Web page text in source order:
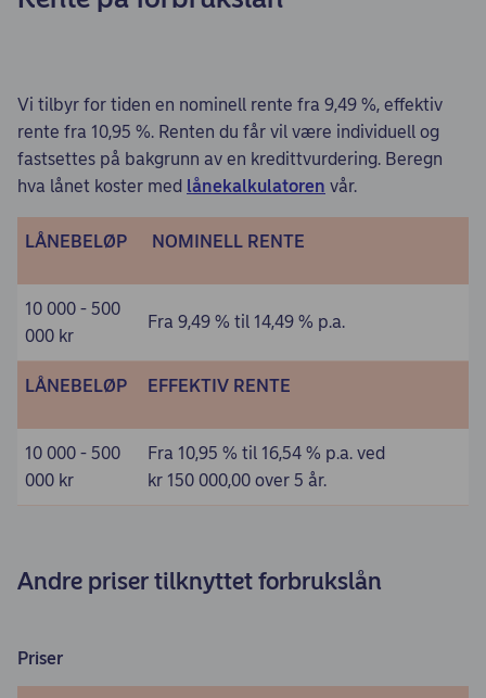
Vi tilbyr for tiden en nominell rente fra 9,49 %, effektiv
rente fra 10,95 %. Renten du får vil være individuell og
fastsettes på bakgrunn av en kredittvurdering. Beregn
hva lånet koster med lånekalkulatoren vår.
LÅNEBELØP NOMINELL RENTE
10 000 - 500
000 kr
Fra 9,49 % til 14,49 % p.a.
LÅNEBELØP EFFEKTIV RENTE
10 000 - 500
000 kr
Fra 10,95 % til 16,54 % p.a. ved
kr 150 000,00 over 5 år.
Andre priser tilknyttet forbrukslån
Priser